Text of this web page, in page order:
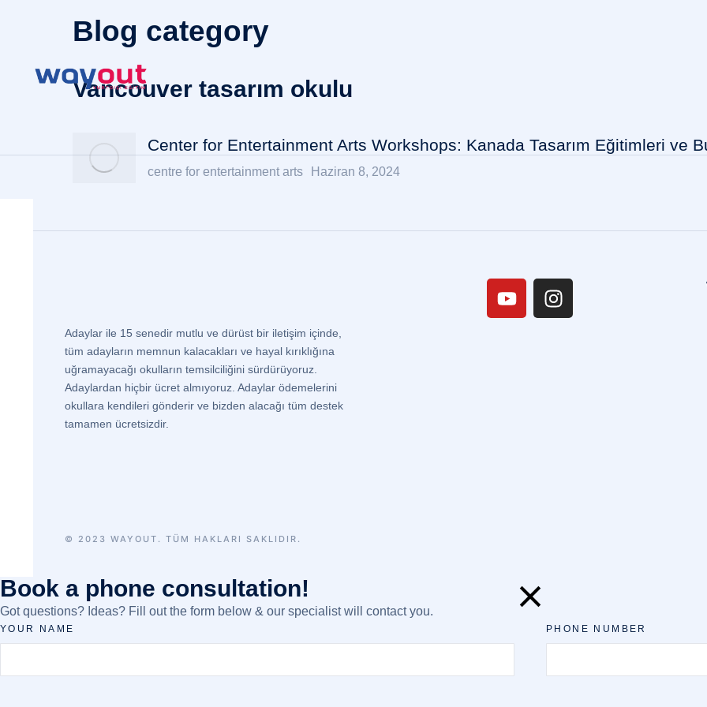
Blog category
Vancouver tasarım okulu
Center for Entertainment Arts Workshops: Kanada Tasarım Eğitimleri ve
centre for entertainment arts Haziran 8, 2024
Adaylar ile 15 senedir mutlu ve dürüst bir iletişim içinde,
tüm adayların memnun kalacakları ve hayal kırıklığına
uğramayacağı okulların temsilciliğini sürdürüyoruz.
Adaylardan hiçbir ücret almıyoruz. Adaylar ödemelerini
okullara kendileri gönderir ve bizden alacağı tüm destek
tamamen ücretsizdir.
© 2023 WAYOUT. TÜM HAKLARI SAKLIDIR.
Book a phone consultation!
Got questions? Ideas? Fill out the form below & our specialist will contact you.
YOUR NAME PHONE NUMBER